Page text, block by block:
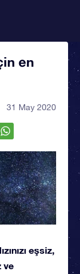
en
31 May 2020
eşsiz,
ve